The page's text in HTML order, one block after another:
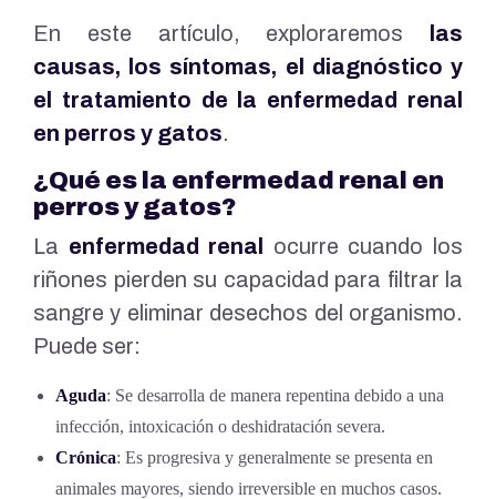
En este artículo, exploraremos
las
causas, los síntomas, el diagnóstico y
el tratamiento de la enfermedad renal
en perros y gatos.
¿Qué es la enfermedad renal en
perros y gatos?
La enfermedad renal
ocurre cuando los
riñones pierden su capacidad para filtrar la
sangre y eliminar desechos del organismo.
Puede ser:
Aguda: Se desarrolla de manera repentina debido a una
infección, intoxicación o deshidratación severa.
Crónica: Es progresiva y generalmente se presenta en
animales mayores, siendo irreversible en muchos casos.